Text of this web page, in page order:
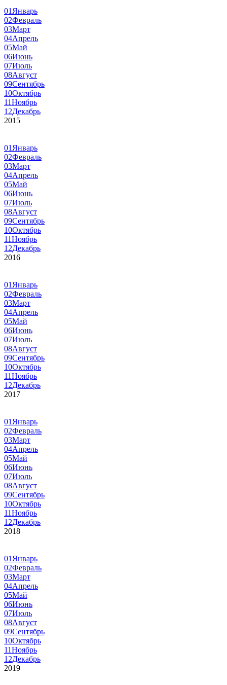
01 Январь
02Февраль
03Март
04Апрель
05Май
06Июнь
07Июль
08Август
09Сентябрь
10Октябрь
11Ноябрь
12Декабрь
2015
01 Январь
02Февраль
03Март
04Апрель
05Май
06Июнь
07Июль
08Август
09Сентябрь
10Октябрь
11Ноябрь
12Декабрь
2016
01 Январь
02Февраль
03Март
04Апрель
05Май
06Июнь
07Июль
08Август
09Сентябрь
10Октябрь
11Ноябрь
12Декабрь
2017
01 Январь
02Февраль
03Март
04Апрель
05Май
06Июнь
07Июль
08Август
09Сентябрь
10Октябрь
11Ноябрь
12Декабрь
2018
01 Январь
02Февраль
03Март
04Апрель
05Май
06Июнь
07Июль
08Август
09Сентябрь
10Октябрь
11Ноябрь
12Декабрь
2019